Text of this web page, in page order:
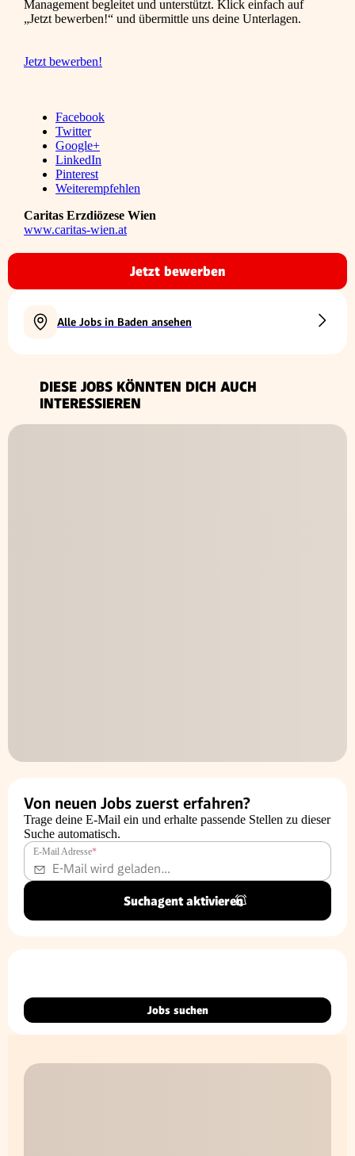
Management begleitet und unterstützt. Klick einfach auf
„Jetzt bewerben!“ und übermittle uns deine Unterlagen.
Jetzt bewerben!
Facebook
Twitter
Google+
LinkedIn
Pinterest
Weiterempfehlen
Caritas Erzdiözese Wien
www.caritas-wien.at
Jetzt bewerben
Alle Jobs in Baden ansehen
DIESE JOBS KÖNNTEN DICH AUCH
INTERESSIEREN
Von neuen Jobs zuerst erfahren?
Trage deine E-Mail ein und erhalte passende Stellen zu dieser
Suche automatisch.
E-Mail Adresse*
Suchagent aktivieren
Jobs suchen